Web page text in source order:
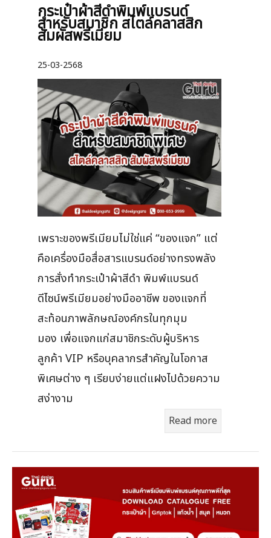
กระเป๋าผ้าสีดำพิมพ์แบรนด์
สำหรับสมาชิก สไตล์คลาสสิก
สัมผัสพรีเมียม
25-03-2568
เพราะของพรีเมียมไม่ใช่แค่ “ของแจก” แต่
คือเครื่องมือสื่อสารแบรนด์อย่างทรงพลัง
การสั่งทำกระเป๋าผ้าสีดำ พิมพ์แบรนด์
ดีไซน์พรีเมียมอย่างมืออาชีพ ของแจกที่
สะท้อนภาพลักษณ์องค์กรในทุกมุม
มอง เพื่อแจกแก่สมาชิกระดับผู้บริหาร
ลูกค้า VIP หรือบุคลากรสำคัญในโอกาส
พิเศษต่าง ๆ เรียบง่ายแต่แฝงไปด้วยความ
สง่างาม
Read more